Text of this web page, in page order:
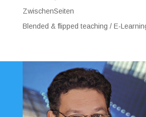
ZwischenSeiten
Blended & flipped teaching / E-